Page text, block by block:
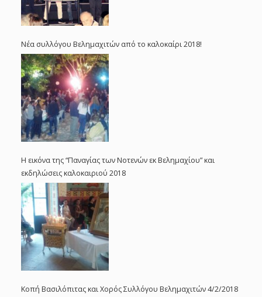
Νέα συλλόγου Βελημαχιτών από το καλοκαίρι 2018!
Η εικόνα της “Παναγίας των Νοτενών εκ Βελημαχίου” και
εκδηλώσεις καλοκαιριού 2018
Κοπή Βασιλόπιτας και Χορός Συλλόγου Βελημαχιτών 4/2/2018